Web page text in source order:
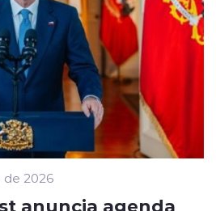
de 2026
anuncia agenda